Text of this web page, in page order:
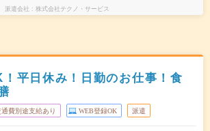
派遣会社 株式会社テクノ・サービス
平日休み！日勤のお仕事！食
通費別途支給あり WEB登録OK 派遣